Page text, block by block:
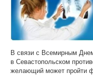
В связи с Всемирным
в Севастопольском
желающий может пройти